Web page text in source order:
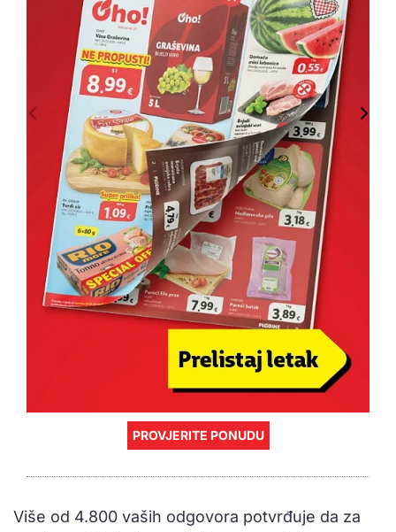
PROVJERITE PONUDU
Više od 4.800 vaših odgovora potvrđuje da za